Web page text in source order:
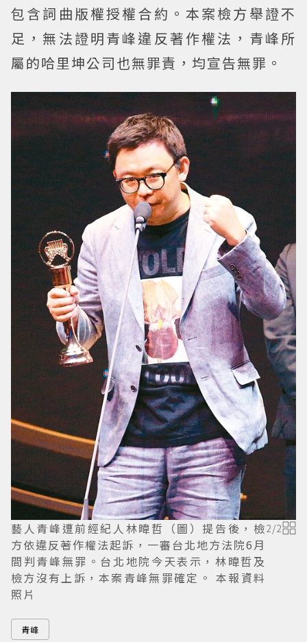
包含詞曲版權授權合約。本案檢方舉證不
足，無法證明青峰違反著作權法，青峰所
屬的哈里坤公司也無罪責，均宣告無罪。
藝人青峰遭前經紀人林暐哲（圖）提告後，檢
方依違反著作權法起訴，一審台北地方法院6月
間判青峰無罪。台北地院今天表示，林暐哲及
檢方沒有上訴，本案青峰無罪確定。 本報資料
照片
2/2
青峰